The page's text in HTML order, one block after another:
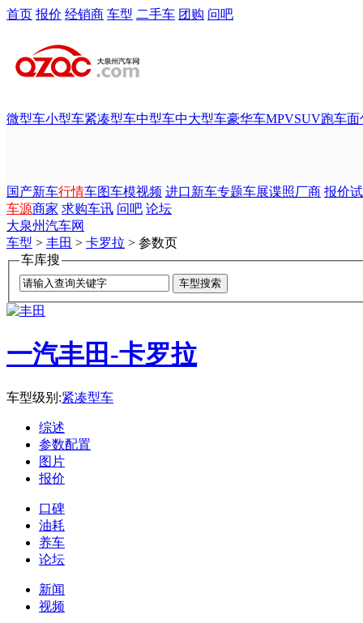
首页 报价 经销商 车型 二手车 团购 问吧
微型车小型车紧凑型车中型车中大型车豪华车MPVSUV跑车面
国产新车行情车图车模视频 进口新车专题车展谍照厂商 报价
车源商家 求购车讯 问吧 论坛
大泉州汽车网
车型 > 丰田 > 卡罗拉 > 参数页
车库搜
一汽丰田-卡罗拉
车型级别:紧凑型车
综述
参数配置
图片
报价
口碑
油耗
养车
论坛
新闻
视频